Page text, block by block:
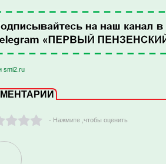
smi2.ru
- Нажмите ,чтобы оценить